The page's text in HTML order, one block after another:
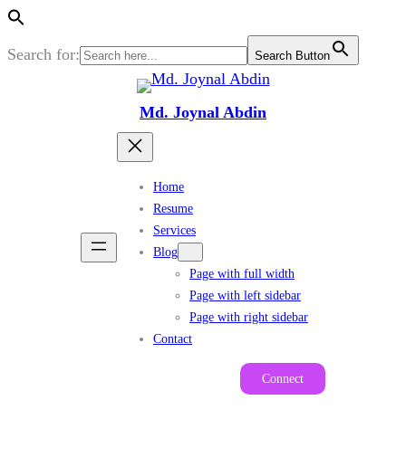
Search for: Search Button
Md. Joynal Abdin
Home
Resume
Services
Blog
Page with full width
Page with left sidebar
Page with right sidebar
Contact
Connect